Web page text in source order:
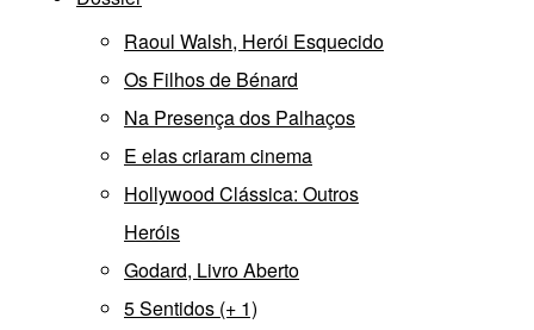
Raoul Walsh, Herói Esquecido
Os Filhos de Bénard
Na Presença dos Palhaços
E elas criaram cinema
Hollywood Clássica: Outros
Heróis
Godard, Livro Aberto
5 Sentidos (+ 1)